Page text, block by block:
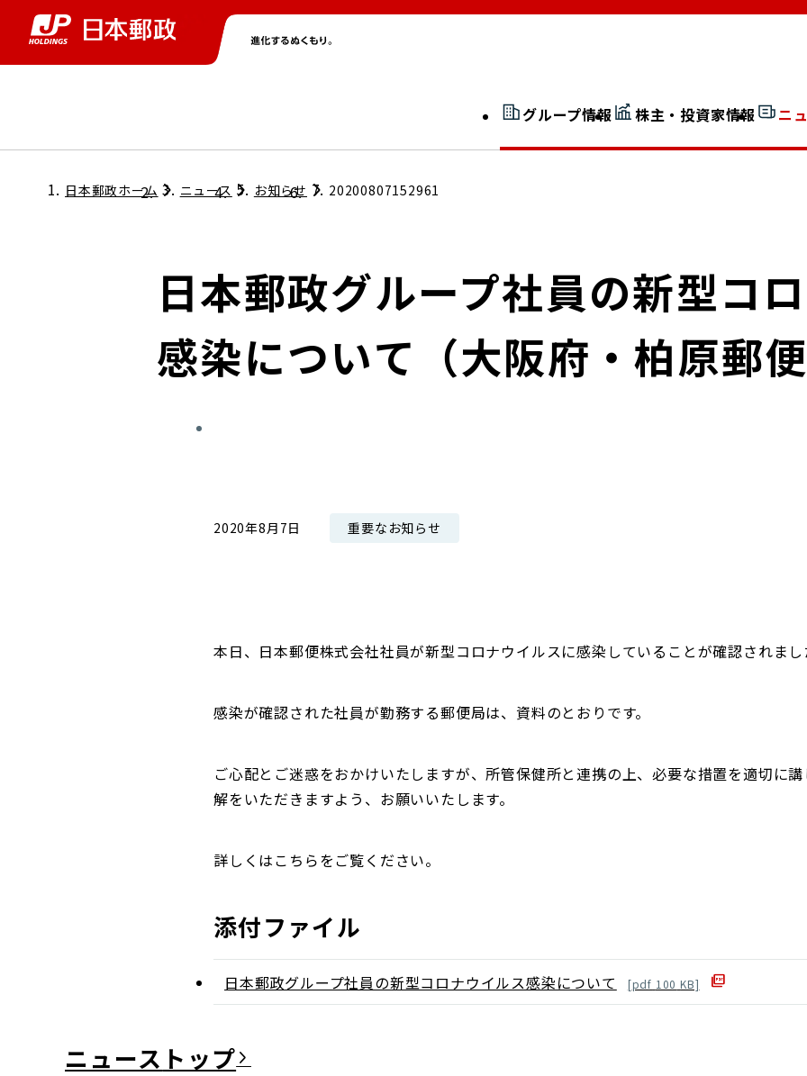
グループ情報
グループ情報トップ 社長室通信
JP 改革実行委員会
広告ギャラリー
株主・投資家情報
株主・投資家情報トップ
個人投資家のみなさまへ
ニ
ニューストップ
サステナビリティトップ
担当役員メッセージ
サステナビリティマネジメント
開示情報検索
採用情報トップ
日本郵政ホーム ニュース お知らせ 20200807152961
日本郵政グループ社員の新型コ
感染について（大阪府・柏原郵便
2020年8月7日 重要なお知らせ
本日、日本郵便株式会社社員が新型コロナウイルスに感染していることが確認されまし
感染が確認された社員が勤務する郵便局は、資料のとおりです。
ご心配とご迷惑をおかけいたしますが、所管保健所と連携の上、必要な措置を適切に
解をいただきますよう、お願いいたします。
詳しくはこちらをご覧ください。
添付ファイル
日本郵政グループ社員の新型コロナウイルス感染について [pdf 100 KB]
ニュース